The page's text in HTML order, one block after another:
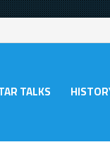
TALKS